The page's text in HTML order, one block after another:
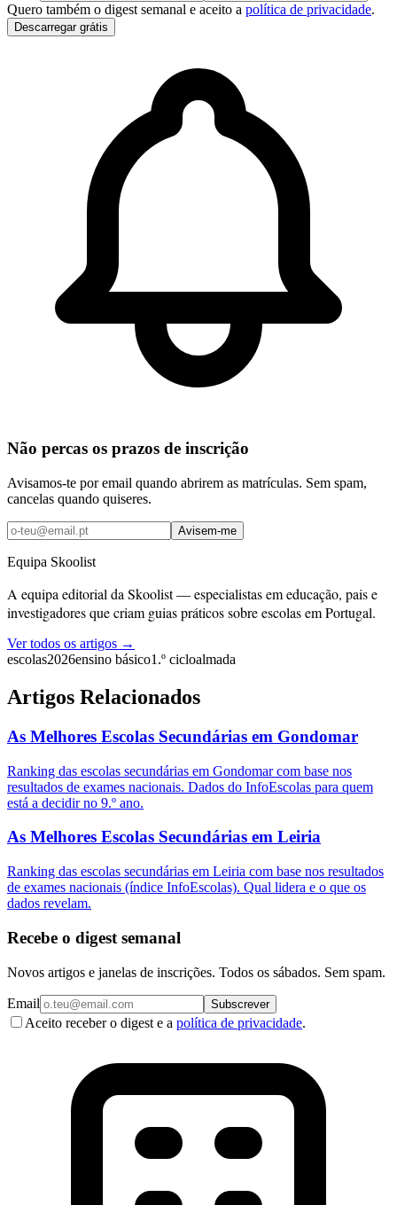
Quero também o digest semanal e aceito a política de privacidade.
Descarregar grátis
Não percas os prazos de inscrição
Avisamos-te por email quando abrirem as matrículas. Sem spam,
cancelas quando quiseres.
Avisem-me
Equipa Skoolist
A equipa editorial da Skoolist — especialistas em educação, pais e
investigadores que criam guias práticos sobre escolas em Portugal.
Ver todos os artigos →
escolas2026ensino básico1.º cicloalmada
Artigos Relacionados
As Melhores Escolas Secundárias em Gondomar
Ranking das escolas secundárias em Gondomar com base nos
resultados de exames nacionais. Dados do InfoEscolas para quem
está a decidir no 9.º ano.
As Melhores Escolas Secundárias em Leiria
Ranking das escolas secundárias em Leiria com base nos resultados
de exames nacionais (índice InfoEscolas). Qual lidera e o que os
dados revelam.
Recebe o digest semanal
Novos artigos e janelas de inscrições. Todos os sábados. Sem spam.
Email Subscrever
Aceito receber o digest e a política de privacidade.